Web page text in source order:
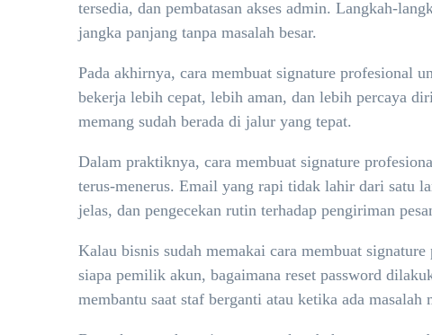
tersedia, dan pembatasan akses admin. Langkah-
jangka panjang tanpa masalah besar.
Pada akhirnya, cara membuat signature profesional
bekerja lebih cepat, lebih aman, dan lebih percaya
memang sudah berada di jalur yang tepat.
Dalam praktiknya, cara membuat signature
terus-menerus. Email yang rapi tidak lahir dari satu
jelas, dan pengecekan rutin terhadap pengiriman
Kalau bisnis sudah memakai cara membuat
siapa pemilik akun, bagaimana reset password
membantu saat staf berganti atau ketika ada masalah